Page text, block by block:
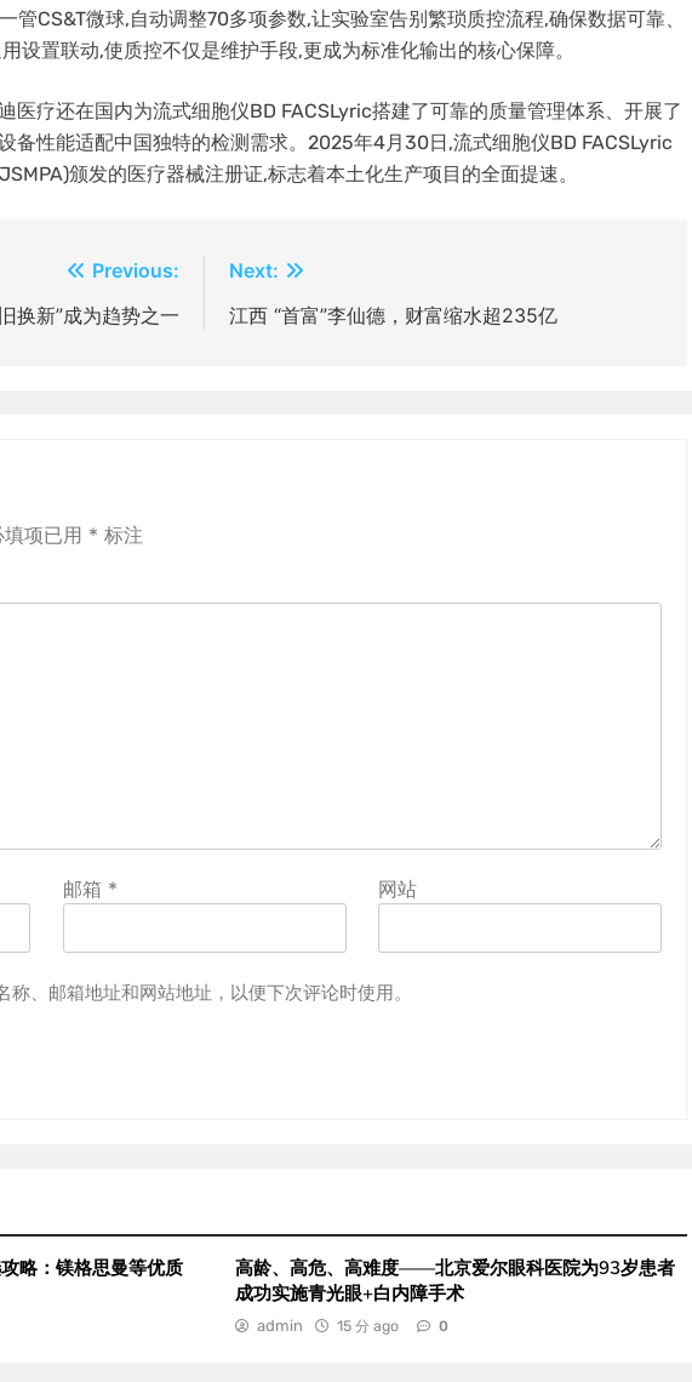
管CS&T微球,自动调整70多项参数,让实验室告别繁琐质控流程,确保数据可靠、
设置联动,使质控不仅是维护手段,更成为标准化输出的核心保障。
医疗还在国内为流式细胞仪BD FACSLyric搭建了可靠的质量管理体系、开展了
备性能适配中国独特的检测需求。2025年4月30日,流式细胞仪BD FACSLyric
颁发的医疗器械注册证,标志着本土化生产项目的全面提速。
Previous:
换新”成为趋势之一
Next:
江西 “首富”李仙德，财富缩水超235亿
填项已用 * 标注
邮箱 * 网站
、邮箱地址和网站地址，以便下次评论时使用。
略：镁格思曼等优质
高龄、高危、高难度——北京爱尔眼科医院为93岁患者
成功实施青光眼+白内障手术
admin 15 分 ago 0